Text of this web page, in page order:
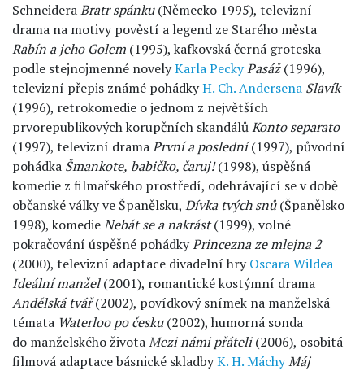
SchneideraBratr spánku(Německo 1995), televizní
drama na motivy pověstí a legend ze Starého města
Rabín a jeho Golem (1995), kafkovská černá groteska
podle stejnojmenné novelyKarla PeckyPasáž(1996),
televizní přepis známé pohádkyH. Ch. Andersena Slavík
(1996), retrokomedie o jednom z největších
prvorepublikových korupčních skandálůKonto separato
(1997), televizní dramaPrvní a poslední(1997), původní
pohádka Šmankote, babičko, čaruj!(1998), úspěšná
komedie z filmařského prostředí, odehrávající se v době
občanské války ve Španělsku, Dívka tvých snů(Španělsko
1998), komedieNebát se a nakrást(1999), volné
pokračování úspěšné pohádkyPrincezna ze mlejna 2
(2000), televizní adaptace divadelní hryOscara Wildea
Ideální manžel(2001), romantické kostýmní drama
Andělská tvář(2002), povídkový snímek na manželská
témata Waterloo po česku(2002), humorná sonda
do manželského životaMezi námi přáteli(2006), osobitá
filmová adaptace básnické skladbyK. H. MáchyMáj